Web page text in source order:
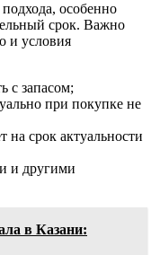
особенно
срок. Важно
и условия
с запасом;
при покупке не
на срок актуальности
и другими
в Казани: